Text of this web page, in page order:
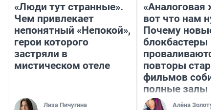
«Люди тут странные».
Чем привлекает
непонятный «Непокой»,
герои которого
застряли в
мистическом отеле
Лиза Пичугина
«Аналоговая
вот что нам
Почему новые
блокбастеры
повторы
фильмов
полные залы
Алёна